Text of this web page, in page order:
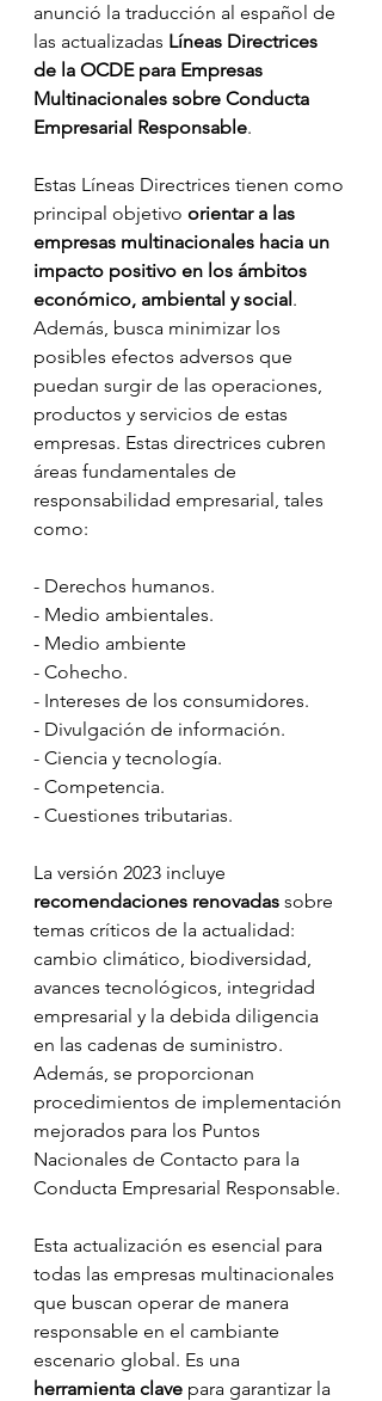
anunció la traducción al español de
las actualizadas Líneas Directrices
de la OCDE para Empresas
Multinacionales sobre Conducta
Empresarial Responsable.
Estas Líneas Directrices tienen como
principal objetivo orientar a las
empresas multinacionales hacia un
impacto positivo en los ámbitos
económico, ambiental y social.
Además, busca minimizar los
posibles efectos adversos que
puedan surgir de las operaciones,
productos y servicios de estas
empresas. Estas directrices cubren
áreas fundamentales de
responsabilidad empresarial, tales
como:
- Derechos humanos.
- Medio ambientales.
- Medio ambiente
- Cohecho.
- Intereses de los consumidores.
- Divulgación de información.
- Ciencia y tecnología.
- Competencia.
- Cuestiones tributarias.
La versión 2023 incluye
recomendaciones renovadas sobre
temas críticos de la actualidad:
cambio climático, biodiversidad,
avances tecnológicos, integridad
empresarial y la debida diligencia
en las cadenas de suministro.
Además, se proporcionan
procedimientos de implementación
mejorados para los Puntos
Nacionales de Contacto para la
Conducta Empresarial Responsable.
Esta actualización es esencial para
todas las empresas multinacionales
que buscan operar de manera
responsable en el cambiante
escenario global. Es una
herramienta clave para garantizar la